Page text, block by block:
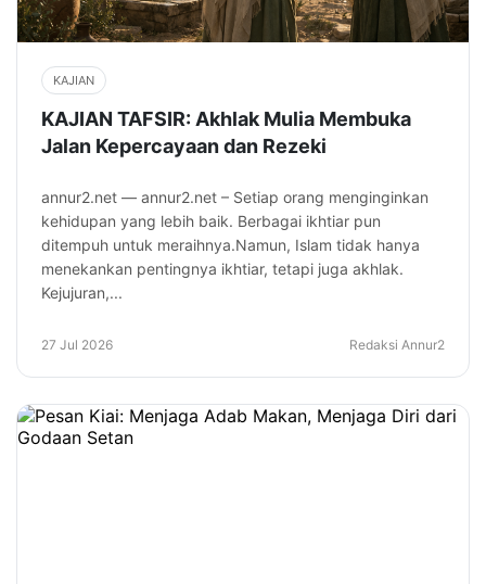
KAJIAN
KAJIAN TAFSIR: Akhlak Mulia Membuka
Jalan Kepercayaan dan Rezeki
annur2.net — annur2.net – Setiap orang menginginkan
kehidupan yang lebih baik. Berbagai ikhtiar pun
ditempuh untuk meraihnya.Namun, Islam tidak hanya
menekankan pentingnya ikhtiar, tetapi juga akhlak.
Kejujuran,...
27 Jul 2026 Redaksi Annur2